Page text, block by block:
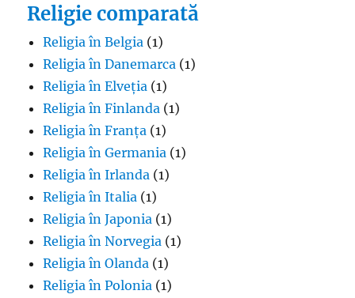
Religie comparată
Religia în Belgia (1)
Religia în Danemarca (1)
Religia în Elveția (1)
Religia în Finlanda (1)
Religia în Franța (1)
Religia în Germania (1)
Religia în Irlanda (1)
Religia în Italia (1)
Religia în Japonia (1)
Religia în Norvegia (1)
Religia în Olanda (1)
Religia în Polonia (1)